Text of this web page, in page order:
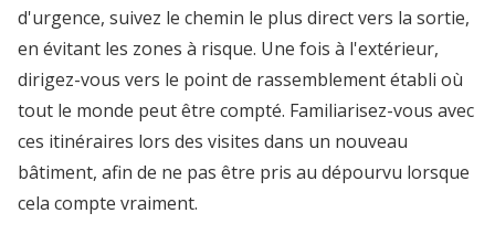
d'urgence, suivez le chemin le plus direct vers la sortie,
en évitant les zones à risque. Une fois à l'extérieur,
dirigez-vous vers le point de rassemblement établi où
tout le monde peut être compté. Familiarisez-vous avec
ces itinéraires lors des visites dans un nouveau
bâtiment, afin de ne pas être pris au dépourvu lorsque
cela compte vraiment.